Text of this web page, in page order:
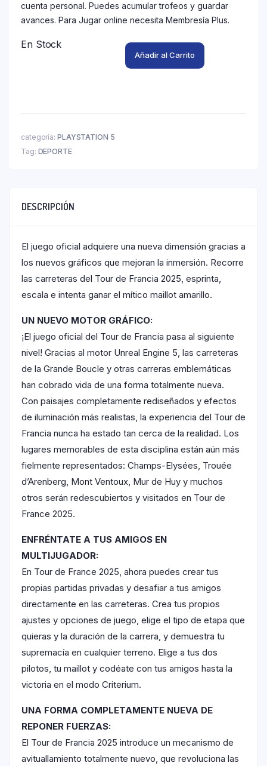
cuenta personal. Puedes acumular trofeos y guardar
avances. Para Jugar online necesita Membresía Plus.
En Stock
Añadir al Carrito
categoría: PLAYSTATION 5
Tag: DEPORTE
DESCRIPCIÓN
El juego oficial adquiere una nueva dimensión gracias a
los nuevos gráficos que mejoran la inmersión. Recorre
las carreteras del Tour de Francia 2025, esprinta,
escala e intenta ganar el mítico maillot amarillo.
UN NUEVO MOTOR GRÁFICO:
¡El juego oficial del Tour de Francia pasa al siguiente
nivel! Gracias al motor Unreal Engine 5, las carreteras
de la Grande Boucle y otras carreras emblemáticas
han cobrado vida de una forma totalmente nueva.
Con paisajes completamente rediseñados y efectos
de iluminación más realistas, la experiencia del Tour de
Francia nunca ha estado tan cerca de la realidad. Los
lugares memorables de esta disciplina están aún más
fielmente representados: Champs-Elysées, Trouée
d’Arenberg, Mont Ventoux, Mur de Huy y muchos
otros serán redescubiertos y visitados en Tour de
France 2025.
ENFRÉNTATE A TUS AMIGOS EN
MULTIJUGADOR:
En Tour de France 2025, ahora puedes crear tus
propias partidas privadas y desafiar a tus amigos
directamente en las carreteras. Crea tus propios
ajustes y opciones de juego, elige el tipo de etapa que
quieras y la duración de la carrera, y demuestra tu
supremacía en cualquier terreno. Elige a tus dos
pilotos, tu maillot y codéate con tus amigos hasta la
victoria en el modo Criterium.
UNA FORMA COMPLETAMENTE NUEVA DE
REPONER FUERZAS:
El Tour de Francia 2025 introduce un mecanismo de
avituallamiento totalmente nuevo, que revoluciona las